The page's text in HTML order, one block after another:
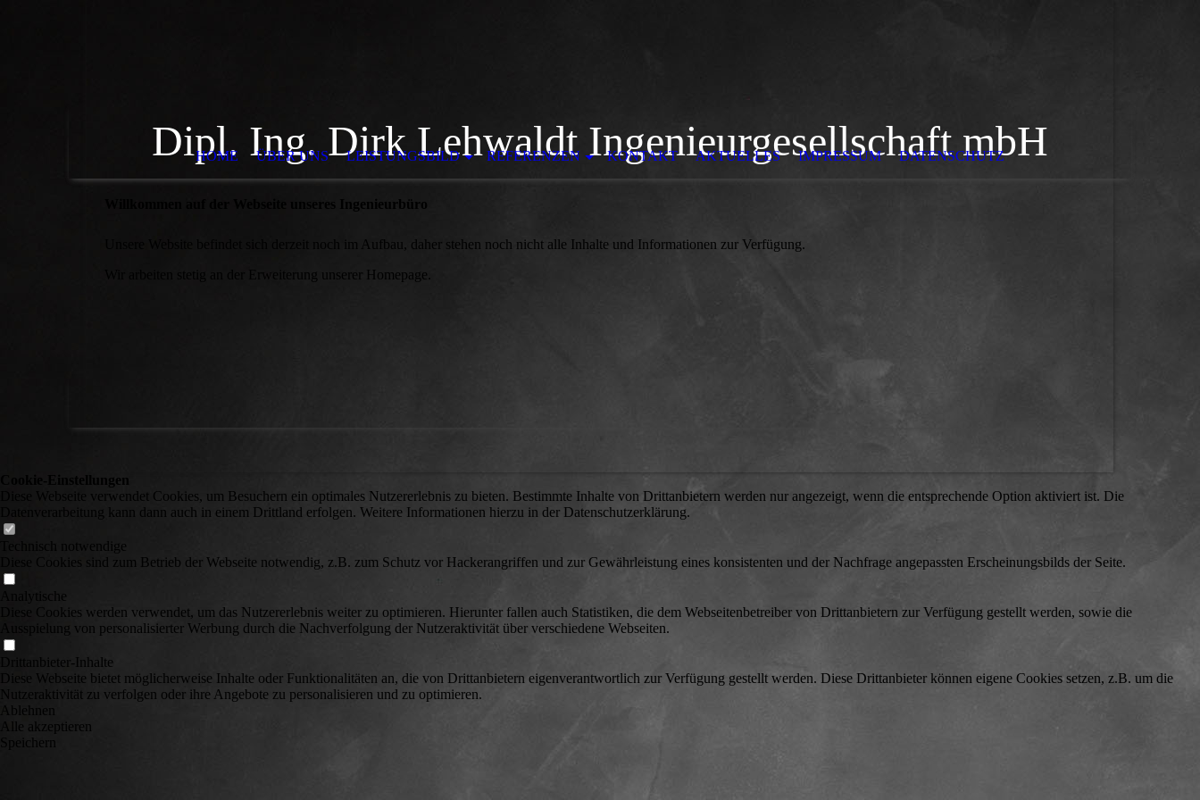
HOME ÜBER UNS LEISTUNGSBILD REFERENZEN KONTAKT AKTUELLES IMPRESSUM DATENSCHUTZ
Dipl. Ing. Dirk Lehwaldt Ingenieurgesellschaft mbH
Willkommen auf der Webseite unseres Ingenieurbüro
Unsere Website befindet sich derzeit noch im Aufbau, d aher stehen noch nicht alle Inhalte und Informationen zur Verfügung.
Wir arbeiten stetig an der Erweiterung unserer Homepage.
Cookie-Einstellungen
Diese Webseite verwendet Cookies, um Besuchern ein optimales Nutzererlebnis zu bieten. Bestimmte Inhalte von Drittanbietern werden nur angezeigt, wenn die entsprechende Option aktiviert ist. Die
Datenverarbeitung kann dann auch in einem Drittland erfolgen. Weitere Informationen hierzu in der Datenschutzerklärung.
Technisch notwendige
Diese Cookies sind zum Betrieb der Webseite notwendig, z.B. zum Schutz vor Hackerangriffen und zur Gewährleistung eines konsistenten und der Nachfrage angepassten Erscheinungsbilds der Seite.
Analytische
Diese Cookies werden verwendet, um das Nutzererlebnis weiter zu optimieren. Hierunter fallen auch Statistiken, die dem Webseitenbetreiber von Drittanbietern zur Verfügung gestellt werden, sowie die
Ausspielung von personalisierter Werbung durch die Nachverfolgung der Nutzeraktivität über verschiedene Webseiten.
Drittanbieter-Inhalte
Diese Webseite bietet möglicherweise Inhalte oder Funktionalitäten an, die von Drittanbietern eigenverantwortlich zur Verfügung gestellt werden. Diese Drittanbieter können eigene Cookies setzen, z.B. um die
Nutzeraktivität zu verfolgen oder ihre Angebote zu personalisieren und zu optimieren.
Ablehnen
Alle akzeptieren
Speichern